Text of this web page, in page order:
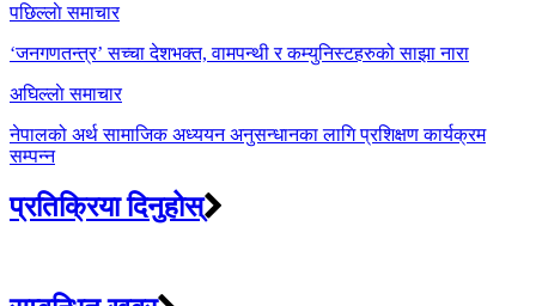
Post
navigation
पछिल्लाे समाचार
‘जनगणतन्त्र’ सच्चा देशभक्त, वामपन्थी र कम्युनिस्टहरुको साझा नारा
अघिल्लाे समाचार
नेपालको अर्थ सामाजिक अध्ययन अनुसन्धानका लागि प्रशिक्षण कार्यक्रम
सम्पन्न
प्रतिक्रिया दिनुहोस्